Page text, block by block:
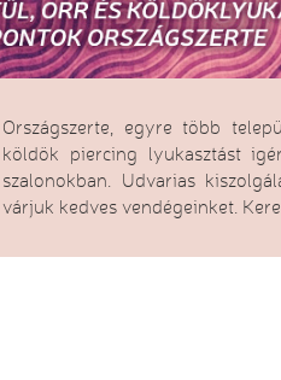
Országszerte, egyre több
köldök piercing lyukasztást
szalonokban. Udvarias
várjuk kedves vendégeinket.